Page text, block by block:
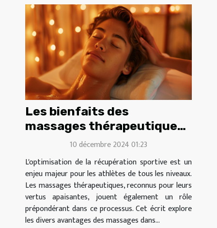
Les bienfaits des
massages thérapeutiques
sur la récupération
sportive
10 décembre 2024 01:23
L'optimisation de la récupération sportive est un
enjeu majeur pour les athlètes de tous les niveaux.
Les massages thérapeutiques, reconnus pour leurs
vertus apaisantes, jouent également un rôle
prépondérant dans ce processus. Cet écrit explore
les divers avantages des massages dans...